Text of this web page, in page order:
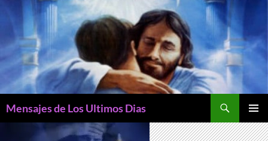
Mensajes de Los Ultimos Dias
MENÚ